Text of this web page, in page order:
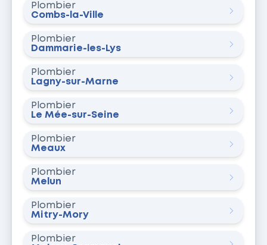
Plombier
Combs-la-Ville
Plombier
Dammarie-les-Lys
Plombier
Lagny-sur-Marne
Plombier
Le Mée-sur-Seine
Plombier
Meaux
Plombier
Melun
Plombier
Mitry-Mory
Plombier